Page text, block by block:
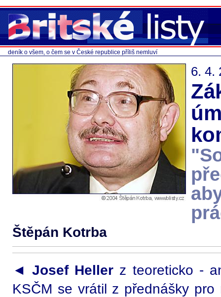
deník o všem, o čem se v České republice příliš nemluví
6. 4.
Štěpán Kotrba
◄Josef Heller z teoreticko -
KSČM se vrátil z přednášky